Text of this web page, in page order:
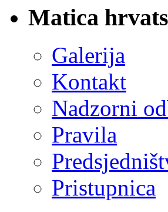
Matica
Galerija
Kontakt
Nadzorni
Pravila
Pristupnica